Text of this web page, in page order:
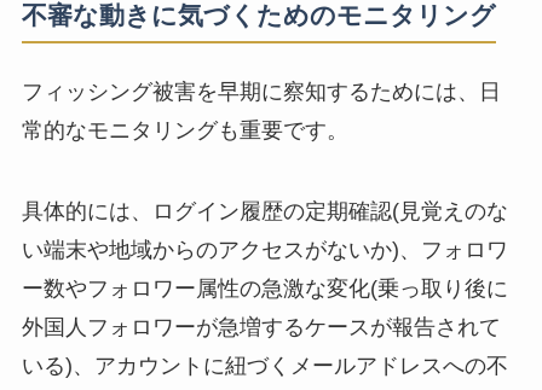
不審な動きに気づくためのモニタリング
フィッシング被害を早期に察知するためには、日
常的なモニタリングも重要です。
具体的には、ログイン履歴の定期確認(見覚えのな
い端末や地域からのアクセスがないか)、フォロワ
ー数やフォロワー属性の急激な変化(乗っ取り後に
外国人フォロワーが急増するケースが報告されて
いる)、アカウントに紐づくメールアドレスへの不